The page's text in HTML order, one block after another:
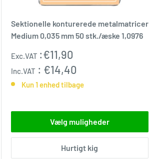
Sektionelle konturerede metalmatricer
Medium 0,035 mm 50 stk./æske 1,0976
Udsalgspris
Exc.VAT :€11,90
Inc.VAT : €14,40
Kun 1 enhed tilbage
Vælg muligheder
Hurtigt kig